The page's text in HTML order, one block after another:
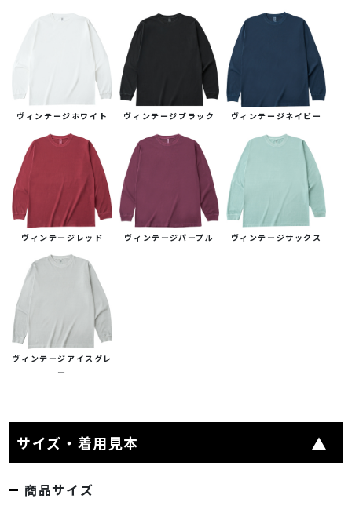
ヴィンテージホワイト ヴィンテージブラック ヴィンテージネイビー
ヴィンテージレッド ヴィンテージパープル ヴィンテージサックス
ヴィンテージアイスグレ
ー
サイズ・着用見本
商品サイズ